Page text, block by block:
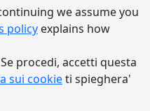
we assume you
policy explains how
procedi, accetti questa
sui cookieti spieghera'